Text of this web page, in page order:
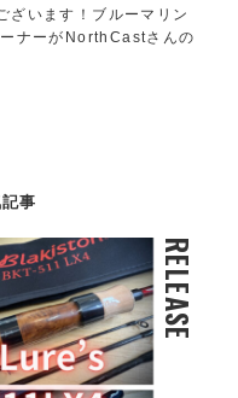
ざいます！ブルーマリン
ナーがNorthCastさんの
事
RELEASE